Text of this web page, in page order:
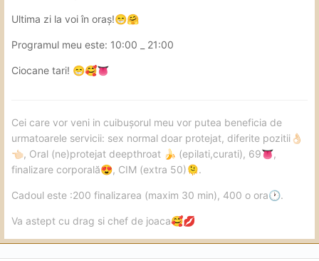
Ultima zi la voi în oraș!😁🤗
Programul meu este: 10:00 _ 21:00
Ciocane tari! 😁🥰👅
Cei care vor veni in cuibușorul meu vor putea beneficia de
urmatoarele servicii: sex normal doar protejat, diferite pozitii👌🏻
👈🏻, Oral (ne)protejat deepthroat 🍌 (epilati,curati), 69👅,
finalizare corporală😍, CIM (extra 50)🫠.
Cadoul este :200 finalizarea (maxim 30 min), 400 o ora🕐.
Va astept cu drag si chef de joaca🥰💋